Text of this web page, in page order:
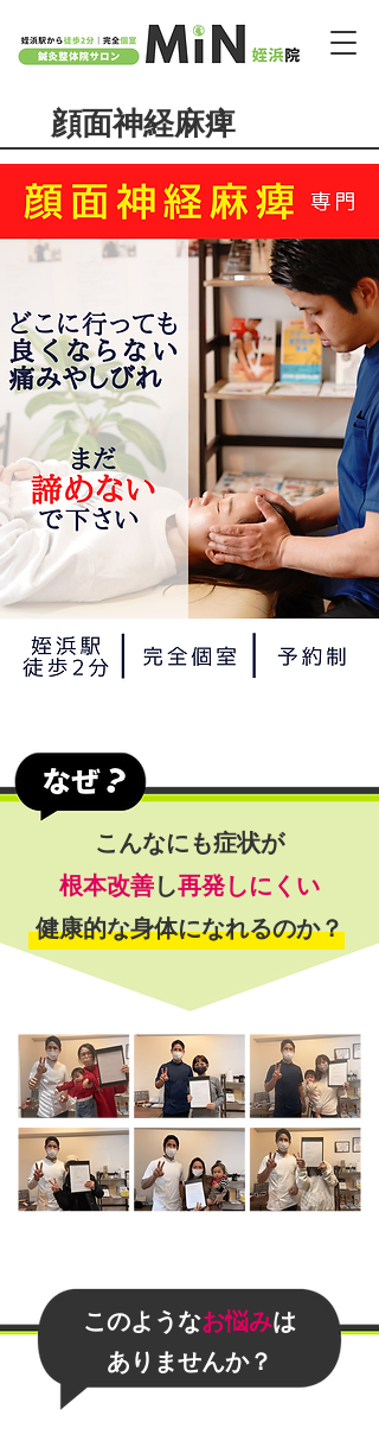
顔面神経麻痺
こんなにも症状が
根本改善し再発しにくい
​健康的な身体になれるのか？
このようなお悩みは
​ありませんか？